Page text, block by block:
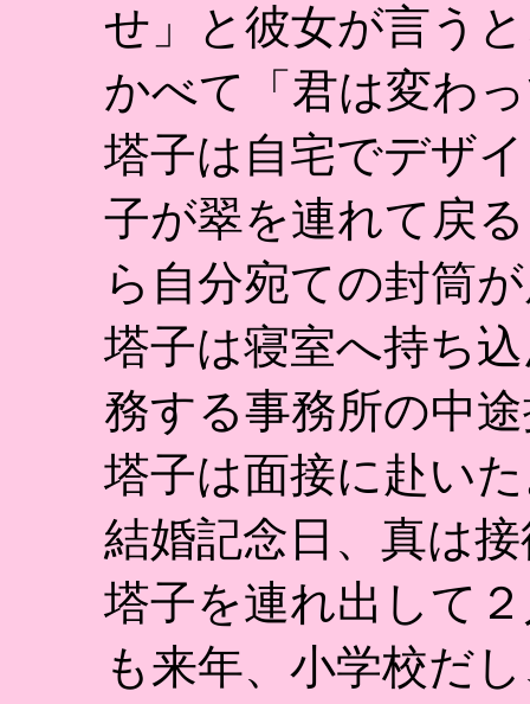
せ」と彼女が言う
かべて「君は変わ
塔子は自宅でデザ
子が翠を連れて戻
ら自分宛ての封筒
塔子は寝室へ持ち
務する事務所の中
塔子は面接に赴い
結婚記念日、真は
塔子を連れ出して
も来年、小学校だ